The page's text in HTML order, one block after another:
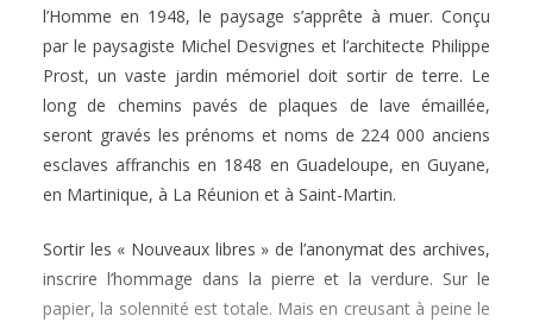
l’Homme en 1948, le paysage s’apprête à muer. Conçu
par le paysagiste Michel Desvignes et l’architecte Philippe
Prost, un vaste jardin mémoriel doit sortir de terre. Le
long de chemins pavés de plaques de lave émaillée,
seront gravés les prénoms et noms de 224 000 anciens
esclaves affranchis en 1848 en Guadeloupe, en Guyane,
en Martinique, à La Réunion et à Saint-Martin.
Sortir les « Nouveaux libres » de l’anonymat des archives,
inscrire l’hommage dans la pierre et la verdure. Sur le
papier, la solennité est totale. Mais en creusant à peine le